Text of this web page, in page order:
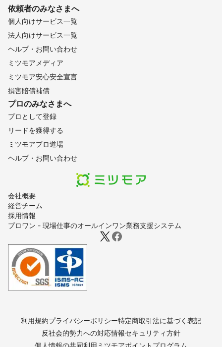
- - - - - - - - -
■ 撮影機材
- - - - - - - - -
・Nikon Z 9 ( 5237万画素 )
・Nikon Z 7 ( 4689万画素 )
・NIKKOR Z 24-70mm f2.8 S ( ズーム )
・NIKKOR Z 20mm f/1.8 S ( 単焦点 )
・NIKKOR Z 35mm f/1.8 S ( 単焦点 )
・NIKKOR Z 85mm f/1.8 S ( 単焦点 )
・Godox V860III-N ( ストロボ )
・Godox Xpro-S ( ストロボ関連 )
・Godox レフ板
・Manfrotto Carbon三脚
など
時間短縮、機材トラブル防止に
- - - - - - - - - - -
■ 編集機材
- - - - - - - - - - -
・Adobe Lightroom
・Adobe Photoshop
・Luminar AI
・Affinity Photo
Designer
など
- - - - - - - - - - -
会社概要
経営チーム
採用情報
プロワン - 現場仕事のオールインワン業務支援システム
依頼者のみなさまへ
個人向けサービス一覧
法人向けサービス一覧
ヘルプ・お問い合わせ
ミツモアメディア
ミツモア安心安全宣言
損害賠償補償
プロのみなさまへ
プロとして登録
リードを獲得する
ミツモアプロ道場
ヘルプ・お問い合わせ
利用規約プライバシーポリシー特定商取引法に基づく表記
反社会的勢力への対応情報セキュリティ方針
個人情報の共同利用 ミツモアポイントプログラム